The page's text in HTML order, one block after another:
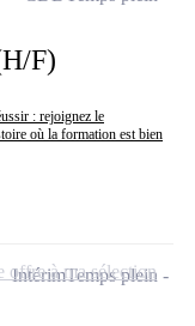
F)
: rejoignez le
où la formation est bien
IntérimTemps plein
offre à ma sélection